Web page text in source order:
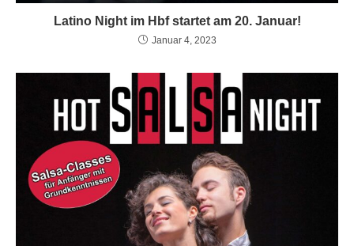
Latino Night im Hbf startet am 20. Januar!
Januar 4, 2023